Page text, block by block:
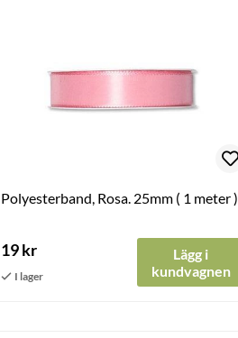
Polyesterband, Rosa. 25mm ( 1 meter )
19 kr
Lägg i
kundvagnen